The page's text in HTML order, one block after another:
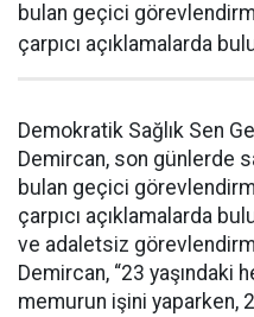
bulan geçici
çarpıcı açıklamalarda
Demokratik Sağlık Sen
Demircan, son günlerde
bulan geçici
çarpıcı açıklamalarda
ve adaletsiz
Demircan, “23 yaşındaki
memurun işini yaparken,